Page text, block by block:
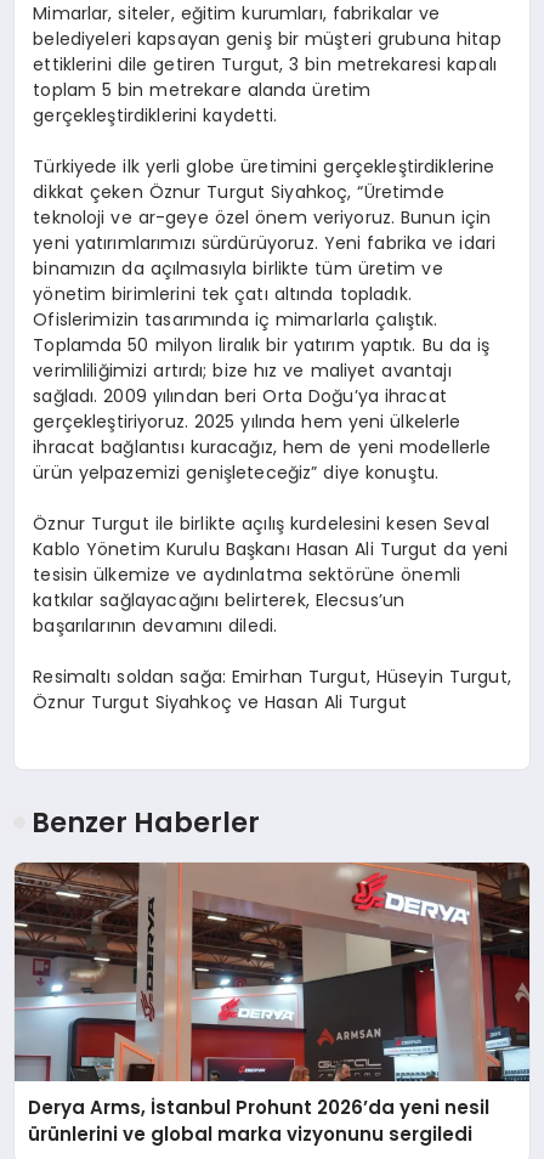
Mimarlar, siteler, eğitim kurumları, fabrikalar ve
belediyeleri kapsayan geniş bir müşteri grubuna hitap
ettiklerini dile getiren Turgut, 3 bin metrekaresi kapalı
toplam 5 bin metrekare alanda üretim
gerçekleştirdiklerini kaydetti.
Türkiyede ilk yerli globe üretimini gerçekleştirdiklerine
dikkat çeken Öznur Turgut Siyahkoç, “Üretimde
teknoloji ve ar-geye özel önem veriyoruz. Bunun için
yeni yatırımlarımızı sürdürüyoruz. Yeni fabrika ve idari
binamızın da açılmasıyla birlikte tüm üretim ve
yönetim birimlerini tek çatı altında topladık.
Ofislerimizin tasarımında iç mimarlarla çalıştık.
Toplamda 50 milyon liralık bir yatırım yaptık. Bu da iş
verimliliğimizi artırdı; bize hız ve maliyet avantajı
sağladı. 2009 yılından beri Orta Doğu’ya ihracat
gerçekleştiriyoruz. 2025 yılında hem yeni ülkelerle
ihracat bağlantısı kuracağız, hem de yeni modellerle
ürün yelpazemizi genişleteceğiz” diye konuştu.
Öznur Turgut ile birlikte açılış kurdelesini kesen Seval
Kablo Yönetim Kurulu Başkanı Hasan Ali Turgut da yeni
tesisin ülkemize ve aydınlatma sektörüne önemli
katkılar sağlayacağını belirterek, Elecsus’un
başarılarının devamını diledi.
Resimaltı soldan sağa: Emirhan Turgut, Hüseyin Turgut,
Öznur Turgut Siyahkoç ve Hasan Ali Turgut
Benzer Haberler
Derya Arms, İstanbul Prohunt 2026’da yeni nesil
ürünlerini ve global marka vizyonunu sergiledi